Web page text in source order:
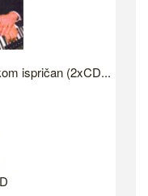
ispričan (2xCD...